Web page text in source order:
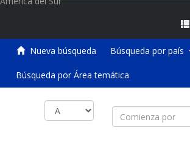
Nueva búsqueda Búsqueda por país
Búsqueda por Área temática